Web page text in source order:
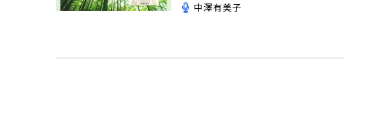
中澤有美子